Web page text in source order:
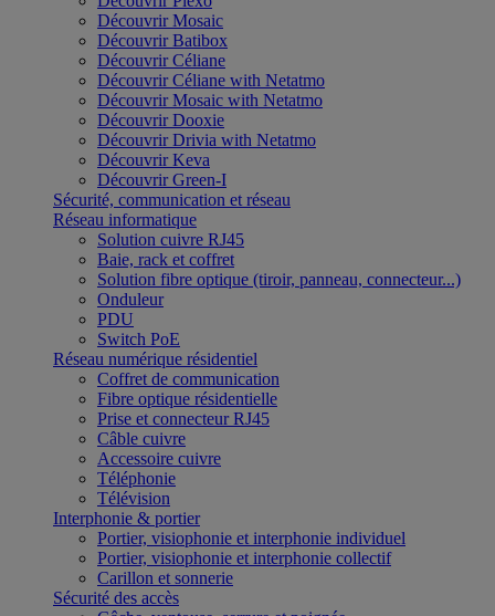
Découvrir Mosaic
Découvrir Batibox
Découvrir Céliane
Découvrir Céliane with Netatmo
Découvrir Mosaic with Netatmo
Découvrir Dooxie
Découvrir Drivia with Netatmo
Découvrir Keva
Découvrir Green-I
Sécurité, communication et réseau
Réseau informatique
Solution cuivre RJ45
Baie, rack et coffret
Solution fibre optique (tiroir, panneau, connecteur...)
Onduleur
PDU
Switch PoE
Réseau numérique résidentiel
Coffret de communication
Fibre optique résidentielle
Prise et connecteur RJ45
Câble cuivre
Accessoire cuivre
Téléphonie
Télévision
Interphonie & portier
Portier, visiophonie et interphonie individuel
Portier, visiophonie et interphonie collectif
Carillon et sonnerie
Sécurité des accès